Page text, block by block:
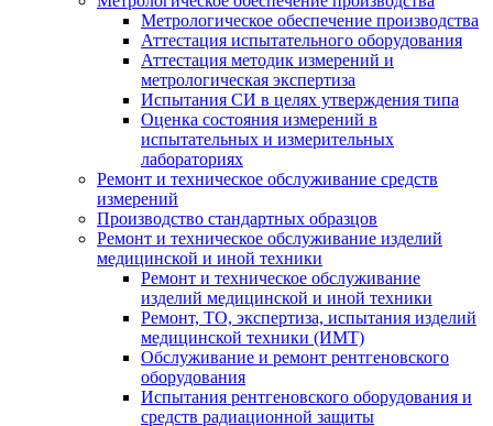
Метрологическое обеспечение производства
Аттестация испытательного оборудования
Аттестация методик измерений и
метрологическая экспертиза
Испытания СИ в целях утверждения типа
Оценка состояния измерений в
испытательных и измерительных
лабораториях
Ремонт и техническое обслуживание средств
измерений
Производство стандартных образцов
Ремонт и техническое обслуживание изделий
медицинской и иной техники
Ремонт и техническое обслуживание
изделий медицинской и иной техники
Ремонт, ТО, экспертиза, испытания изделий
медицинской техники (ИМТ)
Обслуживание и ремонт рентгеновского
оборудования
Испытания рентгеновского оборудования и
средств радиационной защиты